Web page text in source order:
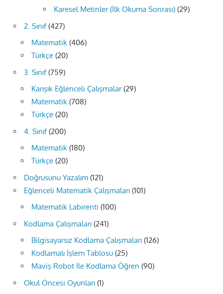
Karesel Metinler (İlk Okuma Sonrası) (29)
2. Sınıf(427)
Matematik (406)
Türkçe (20)
3. Sınıf(759)
Karışık Eğlenceli Çalışmalar(29)
Matematik (708)
Türkçe (20)
4. Sınıf(200)
Matematik (180)
Türkçe (20)
Doğrusunu Yazalım (121)
Eğlenceli Matematik Çalışmaları (101)
Matematik Labirenti (100)
Kodlama Çalışmaları (241)
Bilgisayarsız Kodlama Çalışmaları (126)
Kodlamalı İşlem Tablosu (25)
Maviş Robot İle Kodlama Öğren (90)
Okul Öncesi Oyunları (1)